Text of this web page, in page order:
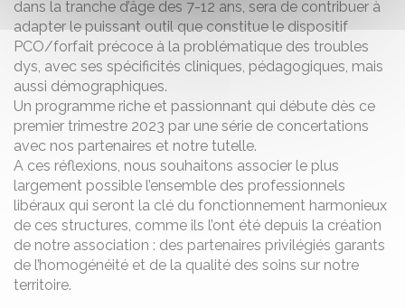
dans la tranche d’âge des 7-12 ans, sera de contribuer à
adapter le puissant outil que constitue le dispositif
PCO/forfait précoce à la problématique des troubles
dys, avec ses spécificités cliniques, pédagogiques, mais
aussi démographiques.
Un programme riche et passionnant qui débute dès ce
premier trimestre 2023 par une série de concertations
avec nos partenaires et notre tutelle.
A ces réflexions, nous souhaitons associer le plus
largement possible l’ensemble des professionnels
libéraux qui seront la clé du fonctionnement harmonieux
de ces structures, comme ils l’ont été depuis la création
de notre association : des partenaires privilégiés garants
de l’homogénéité et de la qualité des soins sur notre
territoire.